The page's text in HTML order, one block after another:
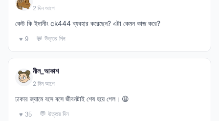
2 দিন আগে
কেউ কি ইদানীং ck444 ব্যবহার করেছেন? এটা কেমন কাজ করে?
♥ 9 💬 উত্তর দিন
নীল_আকাশ
2 দিন আগে
ঢাকার জ্যামে বসে বসে জীবনটাই শেষ হয়ে গেল। 😫
♥ 35 💬 উত্তর দিন